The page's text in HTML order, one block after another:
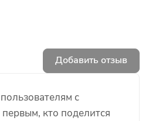
с
кто поделится
Добавить отзыв